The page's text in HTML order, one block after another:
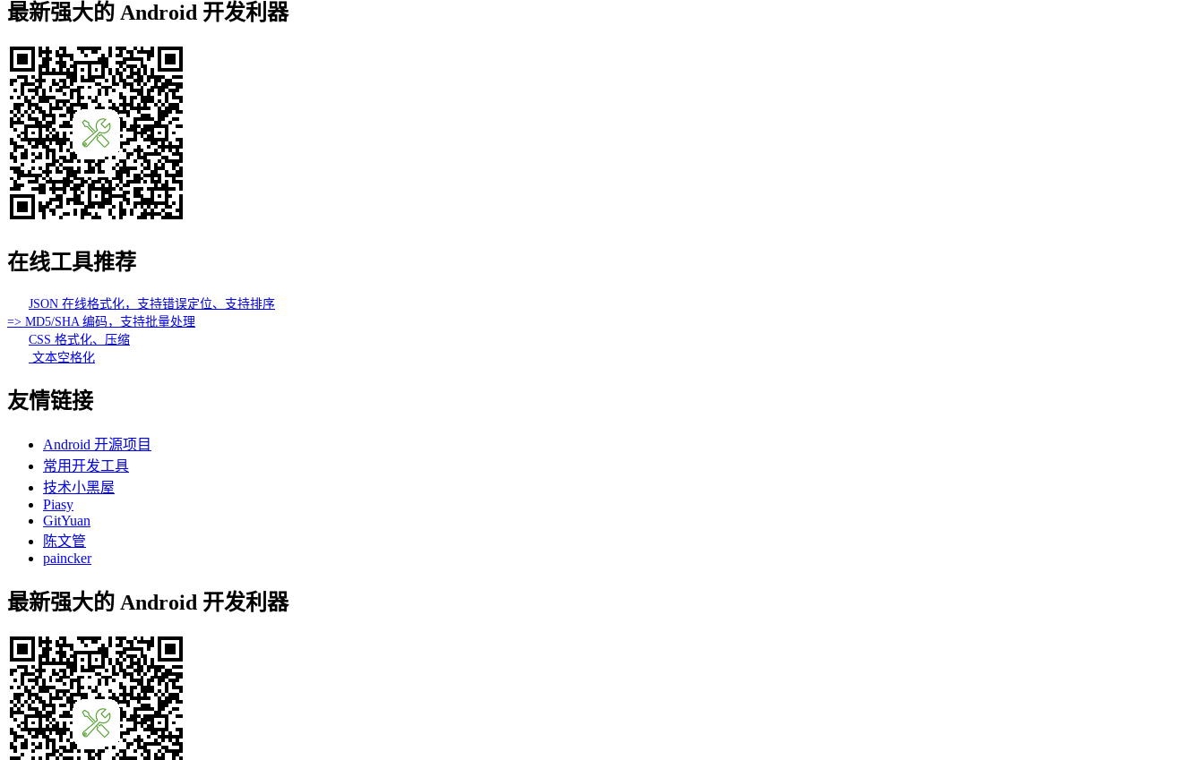
最新强大的 Android 开发利器
在线工具推荐
JSON 在线格式化，支持错误定位、支持排序
=> MD5/SHA 编码，支持批量处理
CSS 格式化、压缩
文本空格化
友情链接
Android 开源项目
常用开发工具
技术小黑屋
Piasy
GitYuan
陈文管
paincker
最新强大的 Android 开发利器